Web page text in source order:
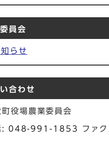
員会
らせ
合わせ
町役場農業委員会
: 048-991-1853 ファ